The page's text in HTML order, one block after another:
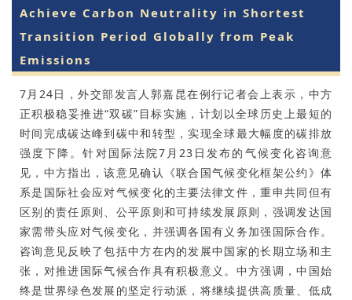
Achieve Carbon Neutrality in Shortest
Transition Period Globally from Peak
Emissions
7月24日，外交部发言人郭嘉昆在例行记者会上表示，中方
正积极稳妥推进“双碳”目标实施，计划以全球历史上最短的
时间完成碳达峰到碳中和转型，实现全球最大幅度的碳排放
强度下降。针对国际法院7月23日发布的气候变化咨询意
见，中方指出，该意见确认《联合国气候变化框架公约》体
系是国际社会应对气候变化的主要法律文件，重申共同但有
区别的责任原则、公平原则和可持续发展原则，强调发达国
家需带头应对气候变化，并强调各国有义务加强国际合作。
咨询意见反映了包括中方在内的发展中国家的长期立场和主
张，对推进国际气候合作具有积极意义。中方强调，中国始
终是世界绿色发展的坚定行动派，将继续提供高质量、低成